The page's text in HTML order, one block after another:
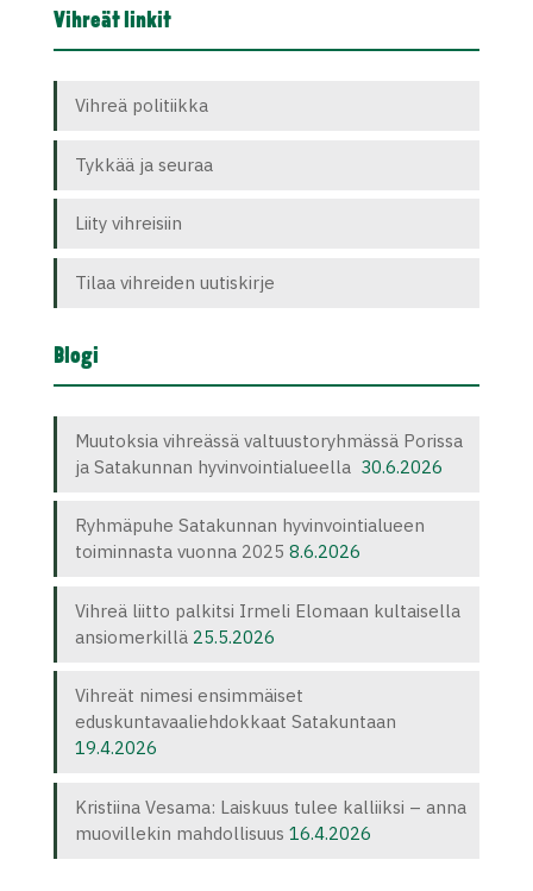
Vihreät linkit
Vihreä politiikka
Tykkää ja seuraa
Liity vihreisiin
Tilaa vihreiden uutiskirje
Blogi
Muutoksia vihreässä valtuustoryhmässä Porissa
ja Satakunnan hyvinvointialueella 30.6.2026
Ryhmäpuhe Satakunnan hyvinvointialueen
toiminnasta vuonna 2025 8.6.2026
Vihreä liitto palkitsi Irmeli Elomaan kultaisella
ansiomerkillä 25.5.2026
Vihreät nimesi ensimmäiset
eduskuntavaaliehdokkaat Satakuntaan
19.4.2026
Kristiina Vesama: Laiskuus tulee kalliiksi – anna
muovillekin mahdollisuus 16.4.2026